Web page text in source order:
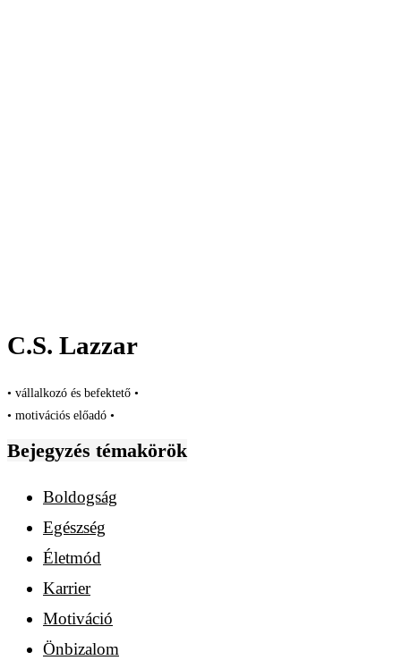
C.S. Lazzar
• vállalkozó és befektető •
• motivációs előadó •
Bejegyzés témakörök
Boldogság
Egészség
Életmód
Karrier
Motiváció
Önbizalom